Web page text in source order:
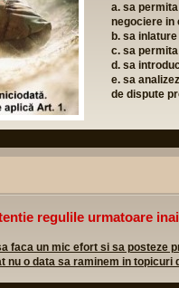
membrilor fortelor armate
in chestiuni precum
restrictiile actuale inutile
membrilor fortelor armate
aceste drepturi in
posibilitatea crearii unui
profesionale sau de alta
regulile urmatoare
faca un mic efort si sa
nu o data sa raminem in